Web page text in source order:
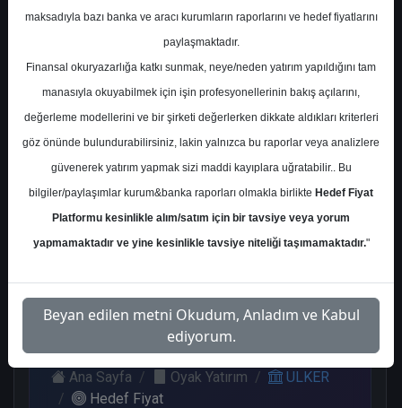
Ortalama Fiyat Tahmini 179,00 ₺
Ortalama Getiri Potansiyeli %100.67
Kurum Sayısı
11
Al
6
Tut
1
End.
Get.
2
Endeks
2
Cuma, 22 Eylül 2023
Ana Sayfa Oyak Yatırım
ULKER
Hedef Fiyat
maksadıyla bazı banka ve aracı kurumların raporlarını ve hedef fiyatlarını
paylaşmaktadır.
Finansal okuryazarlığa katkı sunmak, neye/neden yatırım yapıldığını tam
manasıyla okuyabilmek için işin profesyonellerinin bakış açılarını,
değerleme modellerini ve bir şirketi değerlerken dikkate aldıkları kriterleri
göz önünde bulundurabilirsiniz, lakin yalnızca bu raporlar veya analizlere
güvenerek yatırım yapmak sizi maddi kayıplara uğratabilir.. Bu
bilgiler/paylaşımlar kurum&banka raporları olmakla birlikte Hedef Fiyat
Platformu kesinlikle alım/satım için bir tavsiye veya yorum
yapmamaktadır ve yine kesinlikle tavsiye niteliği taşımamaktadır."
Beyan edilen metni Okudum, Anladım ve Kabul
ediyorum.